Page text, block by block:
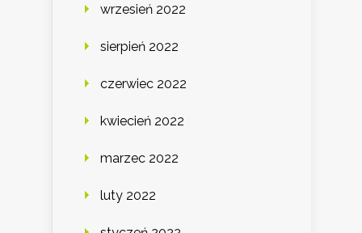
wrzesień 2022
sierpień 2022
czerwiec 2022
kwiecień 2022
marzec 2022
luty 2022